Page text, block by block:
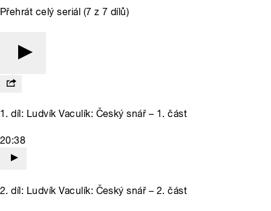
Přehrát celý seriál (7 z 7 dílů)
1. díl: Ludvík Vaculík: Český snář – 1. část
20:38
2. díl: Ludvík Vaculík: Český snář – 2. část